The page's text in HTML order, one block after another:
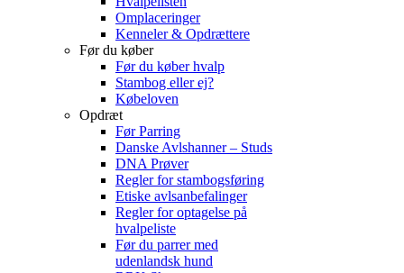
Omplaceringer
Kenneler & Opdrættere
Før du køber
Før du køber hvalp
Stambog eller ej?
Købeloven
Opdræt
Før Parring
Danske Avlshanner – Studs
DNA Prøver
Regler for stambogsføring
Etiske avlsanbefalinger
Regler for optagelse på
hvalpeliste
Før du parrer med
udenlandsk hund